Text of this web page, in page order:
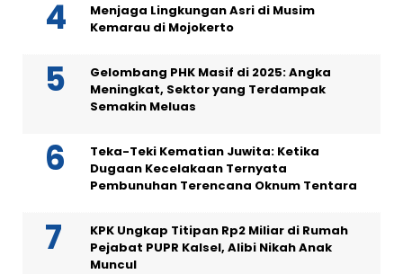
Menjaga Lingkungan Asri di Musim
Kemarau di Mojokerto
Gelombang PHK Masif di 2025: Angka
Meningkat, Sektor yang Terdampak
Semakin Meluas
Teka-Teki Kematian Juwita: Ketika
Dugaan Kecelakaan Ternyata
Pembunuhan Terencana Oknum Tentara
KPK Ungkap Titipan Rp2 Miliar di Rumah
Pejabat PUPR Kalsel, Alibi Nikah Anak
Muncul